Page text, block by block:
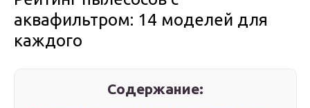
аквафильтром: 14 моделей для
каждого
Содержание: